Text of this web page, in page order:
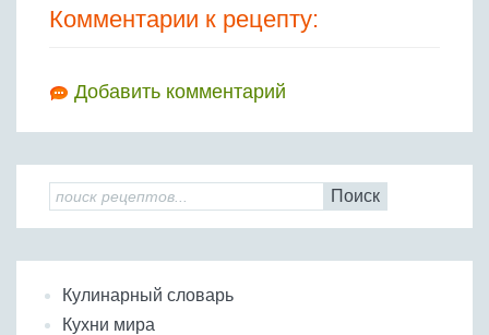
Комментарии к рецепту:
Добавить комментарий
Поиск
Кулинарный словарь
Кухни мира